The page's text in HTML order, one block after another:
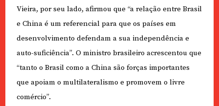
Vieira, por seu lado, afirmou que “a relação entre Brasil
e China é um referencial para que os países em
desenvolvimento defendam a sua independência e
auto-suficiência”. O ministro brasileiro acrescentou que
“tanto o Brasil como a China são forças importantes
que apoiam o multilateralismo e promovem o livre
comércio”.